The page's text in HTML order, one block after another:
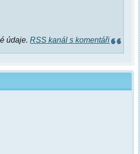
údaje.RSS kanál s komentáři